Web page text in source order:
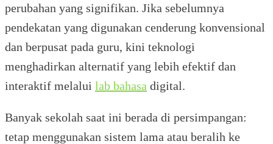
perubahan yang signifikan. Jika sebelumnya
pendekatan yang digunakan cenderung konvensional
dan berpusat pada guru, kini teknologi
menghadirkan alternatif yang lebih efektif dan
interaktif melalui lab bahasa digital.
Banyak sekolah saat ini berada di persimpangan:
tetap menggunakan sistem lama atau beralih ke